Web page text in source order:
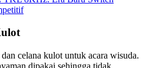
celana kulot untuk acara wisuda.